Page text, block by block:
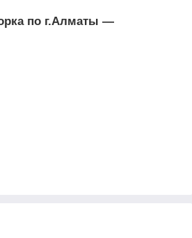
по г.Алматы ―